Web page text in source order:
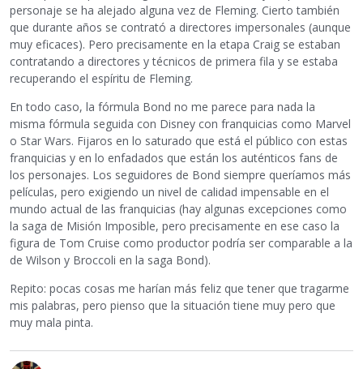
personaje se ha alejado alguna vez de Fleming. Cierto también
que durante años se contrató a directores impersonales (aunque
muy eficaces). Pero precisamente en la etapa Craig se estaban
contratando a directores y técnicos de primera fila y se estaba
recuperando el espíritu de Fleming.
En todo caso, la fórmula Bond no me parece para nada la
misma fórmula seguida con Disney con franquicias como Marvel
o Star Wars. Fijaros en lo saturado que está el público con estas
franquicias y en lo enfadados que están los auténticos fans de
los personajes. Los seguidores de Bond siempre queríamos más
películas, pero exigiendo un nivel de calidad impensable en el
mundo actual de las franquicias (hay algunas excepciones como
la saga de Misión Imposible, pero precisamente en ese caso la
figura de Tom Cruise como productor podría ser comparable a la
de Wilson y Broccoli en la saga Bond).
Repito: pocas cosas me harían más feliz que tener que tragarme
mis palabras, pero pienso que la situación tiene muy pero que
muy mala pinta.